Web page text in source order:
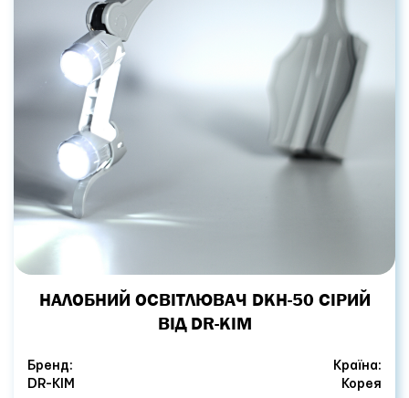
НАЛОБНИЙ ОСВІТЛЮВАЧ DKH-50 СІРИЙ
ВІД DR-KIM
Бренд:
DR-KIM
Країна:
Корея